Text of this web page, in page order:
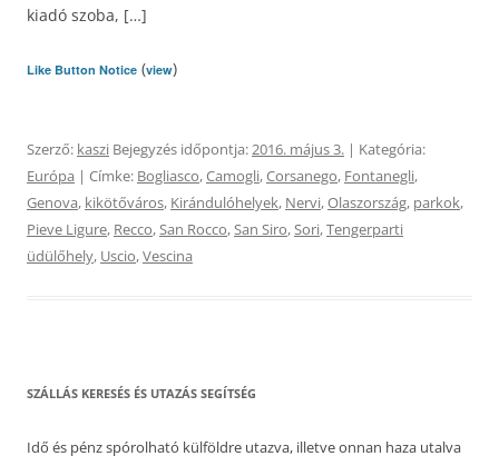
kiadó szoba, […]
Like Button Notice (view)
Szerző: kaszi Bejegyzés időpontja:2016. május 3. | Kategória:
Európa | Címke: Bogliasco,Camogli,Corsanego, Fontanegli,
Genova, kikötőváros, Kirándulóhelyek, Nervi,Olaszország, parkok,
Pieve Ligure, Recco,San Rocco,San Siro,Sori,Tengerparti
üdülőhely, Uscio,Vescina
SZÁLLÁS KERESÉS ÉS UTAZÁS SEGÍTSÉG
Idő és pénz spórolható külföldre utazva, illetve onnan haza utalva